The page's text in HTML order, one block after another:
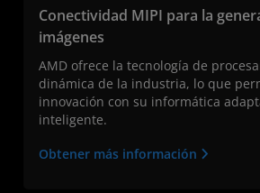
Conectividad MIPI para la
imágenes
AMD ofrece la tecnología de
dinámica de la industria, lo que
innovación con su informática
inteligente.
Obtener más información